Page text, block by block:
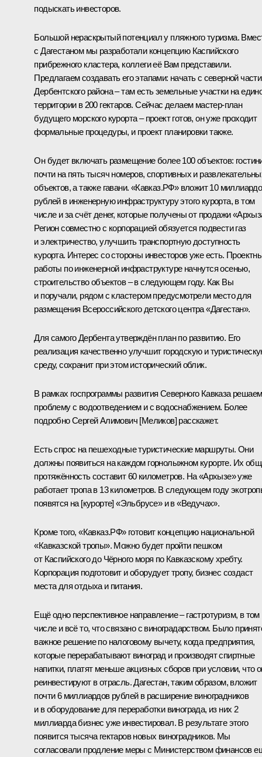
подыскать инвесторов.
Большой нераскрытый потенциал у пляжного туризма.
с Дагестаном мы разработали концепцию Каспийского
прибрежного кластера, коллеги её Вам представили.
Предлагаем создавать его этапами: начать с северной части
Дербентского района – там есть земельные участки на
территории в 200 гектаров. Сейчас делаем мастер-план
будущего морского курорта – проект готов, он уже проходит
формальные процедуры, и проект планировки также.
Он будет включать размещение более 100 объектов:
почти на пять тысяч номеров, спортивных и
объектов, а также гавани. «Кавказ.РФ» вложит 10
рублей в инженерную инфраструктуру этого курорта, в том
числе и за счёт денег, которые получены от продажи
Регион совместно с корпорацией обязуется подвести газ
и электричество, улучшить транспортную доступность
курорта. Интерес со стороны инвесторов уже есть.
работы по инженерной инфраструктуре начнутся осенью,
строительство объектов – в следующем году. Как Вы
и поручали, рядом с кластером предусмотрели место для
размещения Всероссийского детского центра «Дагестан».
Для самого Дербента утверждён план по развитию. Его
реализация качественно улучшит городскую и
среду, сохранит при этом исторический облик.
В рамках госпрограммы развития Северного Кавказа решаем
проблему с водоотведением и с водоснабжением. Более
подробно Сергей Алимович [Меликов] расскажет.
Есть спрос на пешеходные туристические маршруты. Они
должны появиться на каждом горнолыжном курорте. Их
протяжённость составит 60 километров. На «Архызе» уже
работает тропа в 13 километров. В следующем году
появятся на [курорте] «Эльбрусе» и в «Ведучах».
Кроме того, «Кавказ.РФ» готовит концепцию национальной
«Кавказской тропы». Можно будет пройти пешком
от Каспийского до Чёрного моря по Кавказскому хребту.
Корпорация подготовит и оборудует тропу, бизнес создаст
места для отдыха и питания.
Ещё одно перспективное направление – гастротуризм, в том
числе и всё то, что связано с виноградарством. Было
важное решение по налоговому вычету, когда предприятия,
которые перерабатывают виноград и производят спиртные
напитки, платят меньше акцизных сборов при условии, что
реинвестируют в отрасль. Дагестан, таким образом, вложит
почти 6 миллиардов рублей в расширение виноградников
и в оборудование для переработки винограда, из них 2
миллиарда бизнес уже инвестировал. В результате этого
появится тысяча гектаров новых виноградников. Мы
согласовали продление меры с Министерством финансов